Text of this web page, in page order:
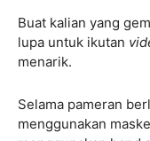
Buat kalian yang
lupa untuk ikutan
menarik.
Selama pameran
menggunakan